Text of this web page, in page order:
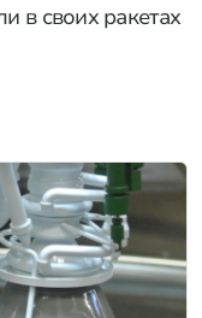
в своих ракетах